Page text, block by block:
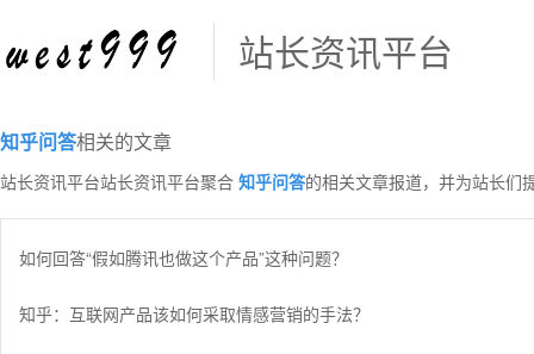
站长资讯平台
知乎问答相关的文章
站长资讯平台站长资讯平台聚合 知乎问答的相关文章报道，并为站长们
如何回答“假如腾讯也做这个产品”这种问题？
知乎：互联网产品该如何采取情感营销的手法？